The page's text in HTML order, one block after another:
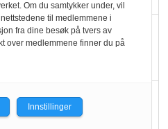
mat i butikken
1 milliard i
i 2025
Om du samtykker under, vil
til medlemmene i
fra dine besøk på tvers av
over medlemmene finner du på
Innstillinger